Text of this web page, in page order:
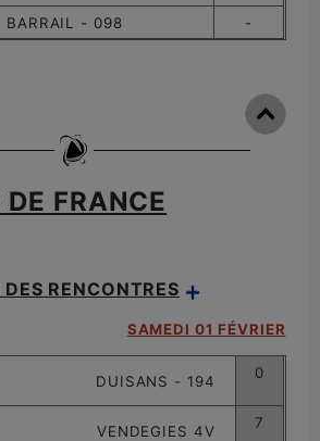
BARRAIL - 098 -
DE FRANCE
RENCONTRES
SAMEDI 01 FÉVRIER
DUISANS - 194 0
VENDEGIES 4V 7